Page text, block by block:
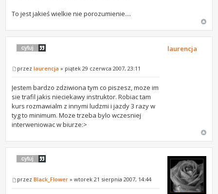
To jest jakieś wielkie nie porozumienie....
przezlaurencja » piątek 29 czerwca 2007, 23:11
Jestem bardzo zdziwiona tym co piszesz, moze im
sie trafil jakis nieciekawy instruktor. Robiac tam
kurs rozmawialm z innymi ludzmi i jazdy 3 razy w
tyg to minimum. Moze trzeba bylo wczesniej
interweniowac w biurze:>
laurencja
przezBlack_Flower » wtorek 21 sierpnia 2007, 14:44